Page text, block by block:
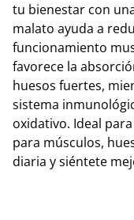
tu bienestar con
malato ayuda a
funcionamiento
favorece la
huesos fuertes,
sistema
oxidativo. Ideal
para músculos,
diaria y siéntete